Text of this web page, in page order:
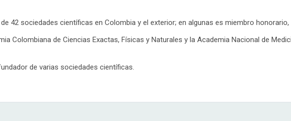
42 sociedades científicas en Colombia y el exterior; en algunas es miembro
Colombiana de Ciencias Exactas, Físicas y Naturales y la Academia Nacional de
de varias sociedades científicas.